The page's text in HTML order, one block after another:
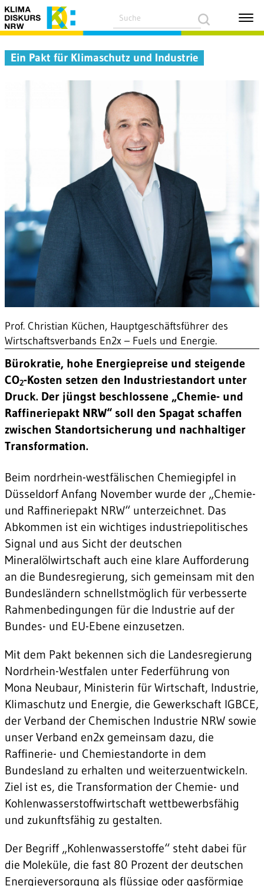
Ein Pakt für Klimaschutz und Industrie
Prof. Christian Küchen, Hauptgeschäftsführer des
Wirtschaftsverbands En2x – Fuels und Energie.
Bürokratie, hohe Energiepreise und steigende
CO2-Kosten setzen den Industriestandort unter
Druck. Der jüngst beschlossene „Chemie- und
Raffineriepakt NRW“ soll den Spagat schaffen
zwischen Standort­sicherung und nachhaltiger
Transformation.
Beim nordrhein-westfälischen Chemiegipfel in
Düsseldorf Anfang November wurde der „Chemie-
und Raffineriepakt NRW“ unterzeichnet. Das
Abkommen ist ein wichtiges industriepolitisches
Signal und aus Sicht der deutschen
Mineralölwirtschaft auch eine klare Aufforderung
an die Bundesregierung, sich gemeinsam mit den
Bundesländern schnellstmöglich für verbesserte
Rahmenbedingungen für die Industrie auf der
Bundes- und EU-Ebene einzusetzen.
Mit dem Pakt bekennen sich die Landesregierung
Nordrhein-Westfalen unter Federführung von
Mona Neubaur, Ministerin für Wirtschaft, Industrie,
Klimaschutz und Energie, die Gewerkschaft IGBCE,
der Verband der Chemischen Industrie NRW sowie
unser Verband en2x gemeinsam dazu, die
Raffinerie- und Chemiestandorte in dem
Bundesland zu erhalten und weiterzuentwickeln.
Ziel ist es, die Transformation der Chemie- und
Kohlenwasserstoffwirtschaft wettbewerbsfähig
und zukunftsfähig zu gestalten.
Der Begriff „Kohlenwasserstoffe“ steht dabei für
die Moleküle, die fast 80 Prozent der deutschen
Energieversorgung als flüssige oder gasförmige